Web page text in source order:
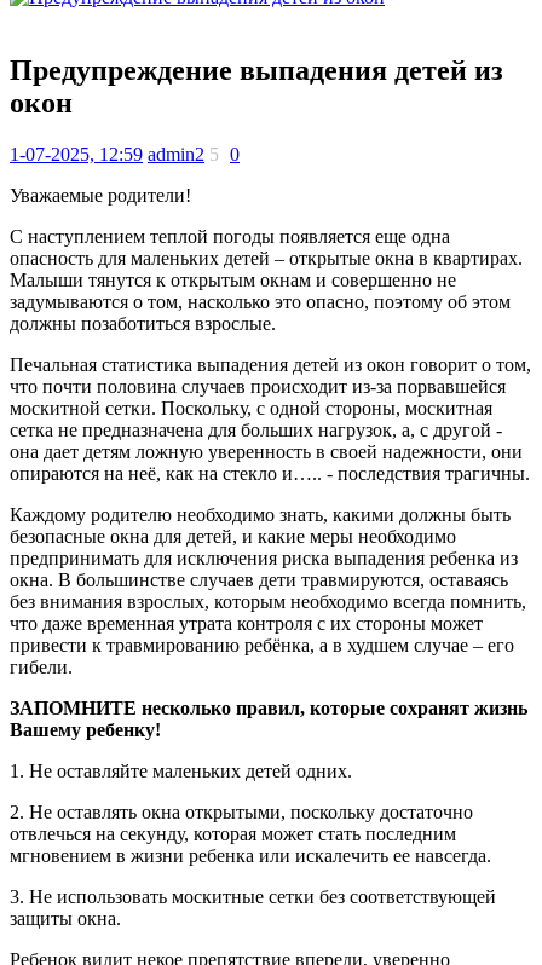
Предупреждение выпадения детей из
окон
1-07-2025, 12:59 admin2 5 0
Уважаемые родители!
С наступлением теплой погоды появляется еще одна
опасность для маленьких детей – открытые окна в квартирах.
Малыши тянутся к открытым окнам и совершенно не
задумываются о том, насколько это опасно, поэтому об этом
должны позаботиться взрослые.
Печальная статистика выпадения детей из окон говорит о том,
что почти половина случаев происходит из-за порвавшейся
москитной сетки. Поскольку, с одной стороны, москитная
сетка не предназначена для больших нагрузок, а, с другой -
она дает детям ложную уверенность в своей надежности, они
опираются на неё, как на стекло и….. - последствия трагичны.
Каждому родителю необходимо знать, какими должны быть
безопасные окна для детей, и какие меры необходимо
предпринимать для исключения риска выпадения ребенка из
окна. В большинстве случаев дети травмируются, оставаясь
без внимания взрослых, которым необходимо всегда помнить,
что даже временная утрата контроля с их стороны может
привести к травмированию ребёнка, а в худшем случае – его
гибели.
ЗАПОМНИТЕ несколько правил, которые сохранят жизнь
Вашему ребенку!
1. Не оставляйте маленьких детей одних.
2. Не оставлять окна открытыми, поскольку достаточно
отвлечься на секунду, которая может стать последним
мгновением в жизни ребенка или искалечить ее навсегда.
3. Не использовать москитные сетки без соответствующей
защиты окна.
Ребенок видит некое препятствие впереди, уверенно